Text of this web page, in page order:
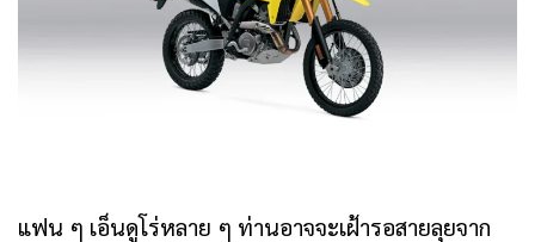
แฟน ๆ เอ็นดูโร่หลาย ๆ ท่านอาจจะเฝ้ารอสายลุยจาก